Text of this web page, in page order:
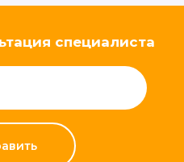
специалиста